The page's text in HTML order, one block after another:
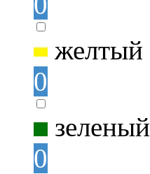
желтый
0
зеленый
0